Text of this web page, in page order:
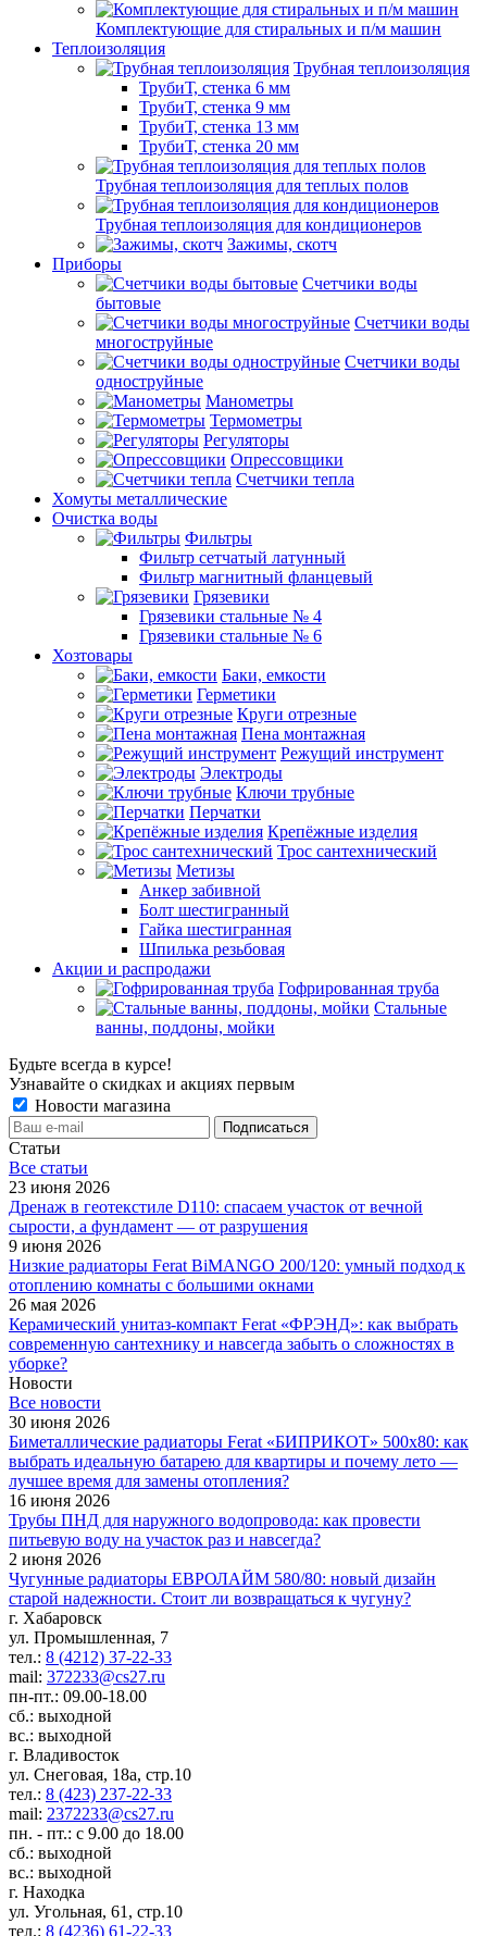
Комплектующие для стиральных и п/м машин
Теплоизоляция
Трубная теплоизоляция
ТрубиТ, стенка 6 мм
ТрубиТ, стенка 9 мм
ТрубиТ, стенка 13 мм
ТрубиТ, стенка 20 мм
Трубная теплоизоляция для теплых полов
Трубная теплоизоляция для кондиционеров
Зажимы, скотч
Приборы
Счетчики воды
бытовые
Счетчики воды
многоструйные
Счетчики воды
одноструйные
Манометры
Термометры
Регуляторы
Опрессовщики
Счетчики тепла
Хомуты металлические
Очистка воды
Фильтры
Фильтр сетчатый латунный
Фильтр магнитный фланцевый
Грязевики
Грязевики стальные № 4
Грязевики стальные № 6
Хозтовары
Баки, емкости
Герметики
Круги отрезные
Пена монтажная
Режущий инструмент
Электроды
Ключи трубные
Перчатки
Крепёжные изделия
Трос сантехнический
Метизы
Анкер забивной
Болт шестигранный
Гайка шестигранная
Шпилька резьбовая
Акции и распродажи
Гофрированная труба
Стальные
ванны, поддоны, мойки
Будьте всегда в курсе!
Узнавайте о скидках и акциях первым
Новости магазина
Статьи
Все cтатьи
23 июня 2026
Дренаж в геотекстиле D110: спасаем участок от вечной
сырости, а фундамент — от разрушения
9 июня 2026
Низкие радиаторы Ferat BiMANGO 200/120: умный подход к
отоплению комнаты с большими окнами
26 мая 2026
Керамический унитаз-компакт Ferat «ФРЭНД»: как выбрать
современную сантехнику и навсегда забыть о сложностях в
уборке?
Новости
Все новости
30 июня 2026
Биметаллические радиаторы Ferat «БИПРИКОТ» 500x80: как
выбрать идеальную батарею для квартиры и почему лето —
лучшее время для замены отопления?
16 июня 2026
Трубы ПНД для наружного водопровода: как провести
питьевую воду на участок раз и навсегда?
2 июня 2026
Чугунные радиаторы ЕВРОЛАЙМ 580/80: новый дизайн
старой надежности. Стоит ли возвращаться к чугуну?
г. Хабаровск
ул. Промышленная, 7
тел.: 8 (4212) 37-22-33
mail: 372233@cs27.ru
пн-пт.: 09.00-18.00
сб.: выходной
вс.: выходной
г. Владивосток
ул. Снеговая, 18а, стр.10
тел.: 8 (423) 237-22-33
mail: 2372233@cs27.ru
пн. - пт.: с 9.00 до 18.00
сб.: выходной
вс.: выходной
г. Находка
ул. Угольная, 61, стр.10
тел.: 8 (4236) 61-22-33